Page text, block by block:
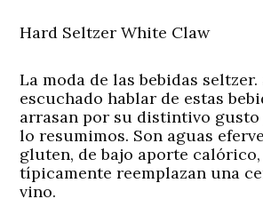
Hard Seltzer White Claw
La moda de las bebidas
escuchado hablar de estas
arrasan por su distintivo
lo resumimos. Son aguas
gluten, de bajo aporte calórico,
típicamente reemplazan una
vino.